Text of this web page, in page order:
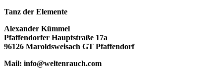
Tanz der Elemente
Alexander Kümmel
Pfaffendorfer Hauptstraße 17a
96126 Maroldsweisach GT Pfaffendorf
Mail: info@weltenrauch.com